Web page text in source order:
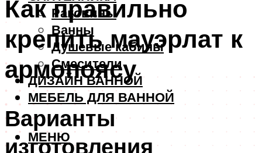
Раковины
Ванны
Душевые кабины
Смесители
ДИЗАЙН ВАННОЙ
МЕБЕЛЬ ДЛЯ ВАННОЙ
МЕНЮ
Как правильно
крепить мауэрлат к
армопоясу
Варианты
изготовления